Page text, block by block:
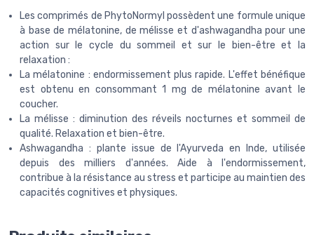
Les comprimés de PhytoNormyl possèdent une formule unique
à base de mélatonine, de mélisse et d'ashwagandha pour une
action sur le cycle du sommeil et sur le bien-être et la
relaxation :
La mélatonine : endormissement plus rapide. L'effet bénéfique
est obtenu en consommant 1 mg de mélatonine avant le
coucher.
La mélisse : diminution des réveils nocturnes et sommeil de
qualité. Relaxation et bien-être.
Ashwagandha : plante issue de l'Ayurveda en Inde, utilisée
depuis des milliers d'années. Aide à l'endormissement,
contribue à la résistance au stress et participe au maintien des
capacités cognitives et physiques.